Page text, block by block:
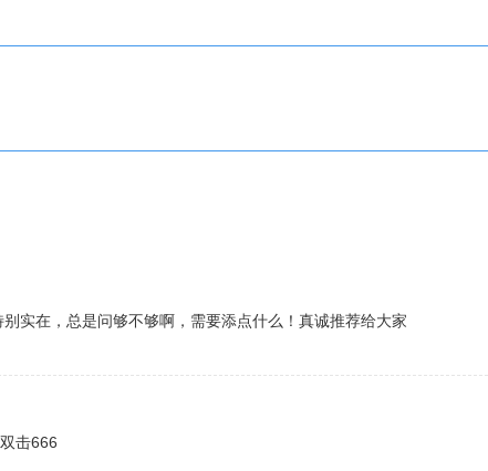
实在，总是问够不够啊，需要添点什么！真诚推荐给大家
击666